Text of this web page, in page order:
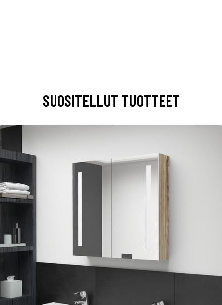
SUOSITELLUT TUOTTEET